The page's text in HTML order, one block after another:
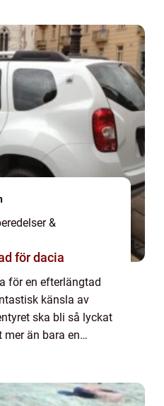
&
för dacia
för en efterlängtad
känsla av
ska bli så lyckat
än bara en